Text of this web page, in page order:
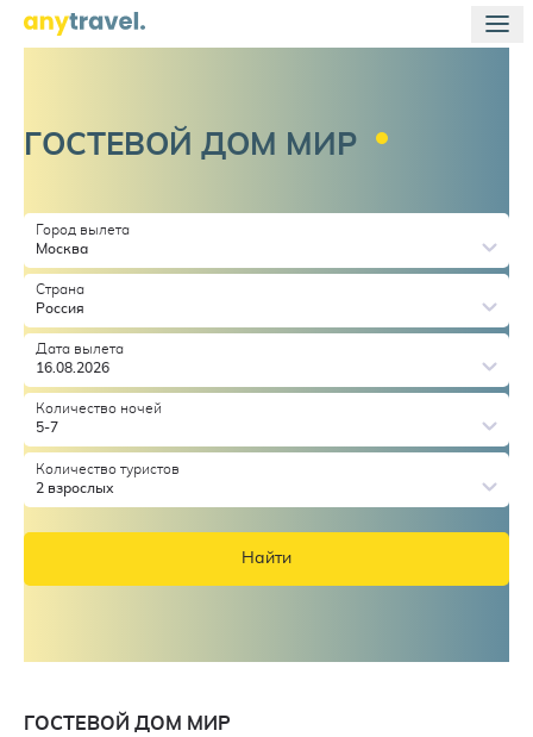
ГОСТЕВОЙ ДОМ МИР
Город вылета
Москва
Страна
Россия
Дата вылета
16.08.2026
Количество ночей
5-7
Количество туристов
2 взрослых
Найти
ГОСТЕВОЙ ДОМ МИР